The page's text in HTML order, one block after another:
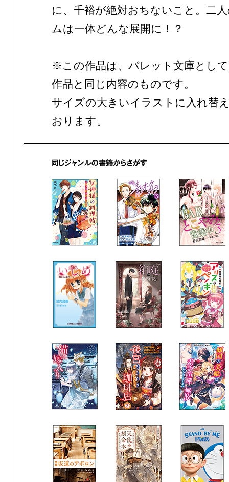
に、千裕が絶対おちないこと。二
ムは一体どんな展開に！？
※この作品は、パレット文庫とし
作品と同じ内容のものです。
サイズの大きいイラストに入れ替
おります。